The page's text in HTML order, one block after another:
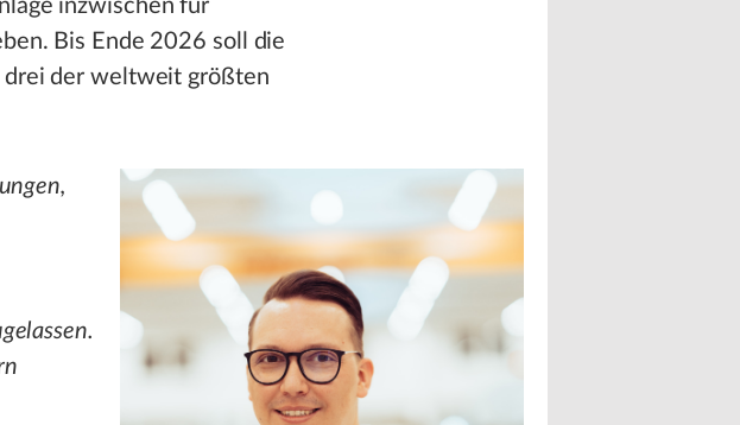
inzwischen für
Bis Ende 2026 soll die
drei der weltweit größten